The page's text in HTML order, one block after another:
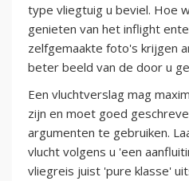
type vliegtuig u beviel. Hoe
genieten van het inflight
zelfgemaakte foto's krijgen
beter beeld van de door u
Een vluchtverslag mag
zijn en moet goed
argumenten te gebruiken.
vlucht volgens u 'een
vliegreis juist 'pure klasse'